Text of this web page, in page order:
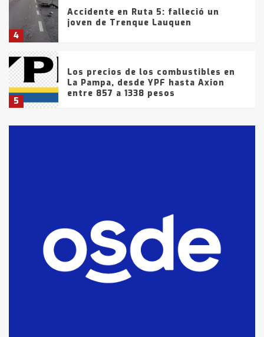
4
Accidente en Ruta 5: falleció un
joven de Trenque Lauquen
5
Los precios de los combustibles en
La Pampa, desde YPF hasta Axion
entre 857 a 1338 pesos
fueron detenidos por
comercialización de drogas en la
tarde del sábado
T.Lauquen: se vendió el edificio de
lo que fue la planta Industrial del